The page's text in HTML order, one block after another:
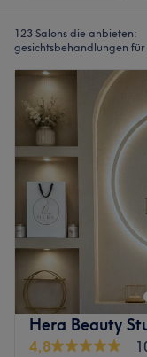
123 Salons die anbieten:
gesichtsbehandlungen
Hera Beauty
4,8